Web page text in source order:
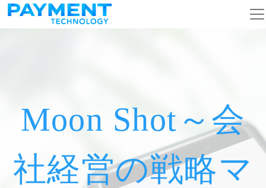
コンテンツへスキップ
メインナビゲーション
Moon Shot～会
社経営の戦略マ